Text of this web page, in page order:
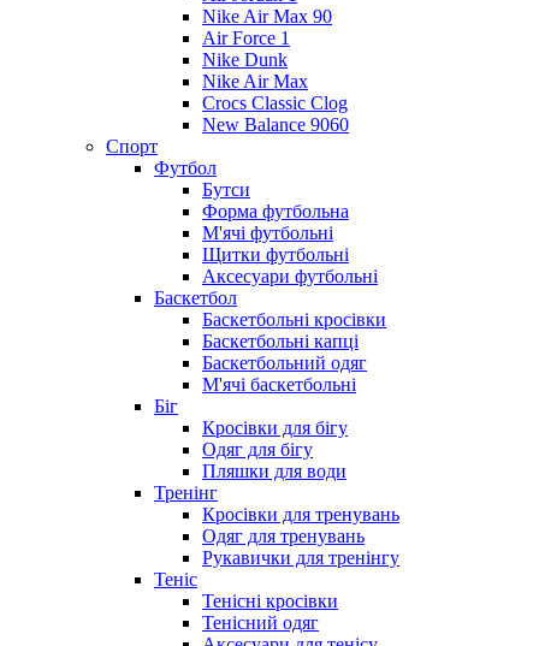
Nike Air Max 90
Air Force 1
Nike Dunk
Nike Air Max
Crocs Classic Clog
New Balance 9060
Спорт
Футбол
Бутси
Форма футбольна
М'ячі футбольні
Щитки футбольні
Аксесуари футбольні
Баскетбол
Баскетбольні кросівки
Баскетбольні капці
Баскетбольний одяг
М'ячі баскетбольні
Біг
Кросівки для бігу
Одяг для бігу
Пляшки для води
Тренінг
Кросівки для тренувань
Одяг для тренувань
Рукавички для тренінгу
Теніс
Тенісні кросівки
Тенісний одяг